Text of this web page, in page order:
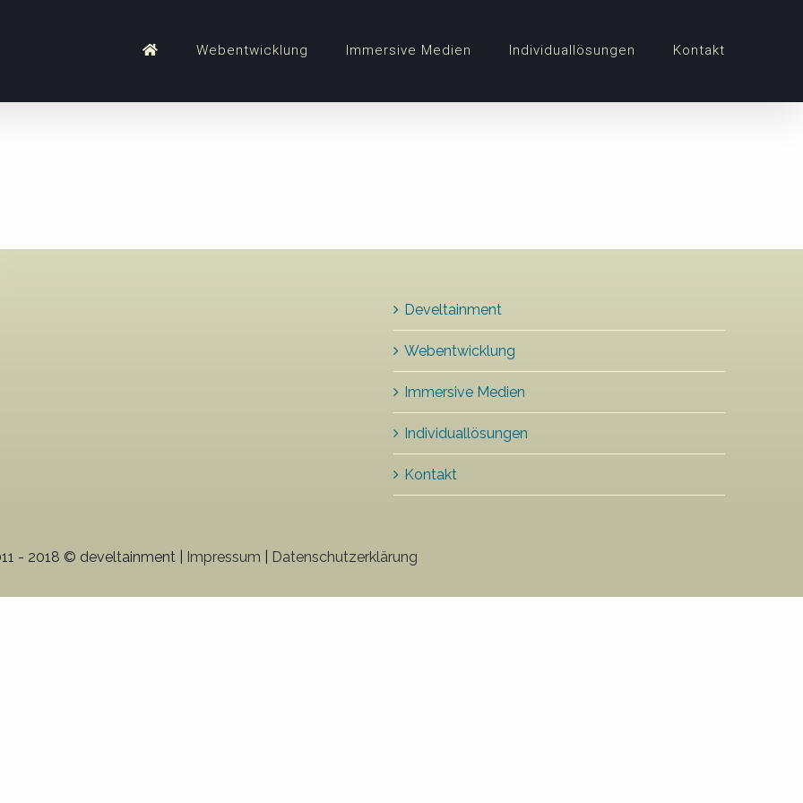
Webentwicklung Immersive Medien Individuallösungen Kontakt
Develtainment
Webentwicklung
Immersive Medien
Individuallösungen
Kontakt
- 2018 © develtainment | Impressum Datenschutzerklärung